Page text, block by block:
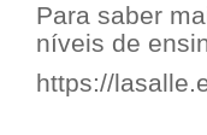
Para saber
níveis de
https://